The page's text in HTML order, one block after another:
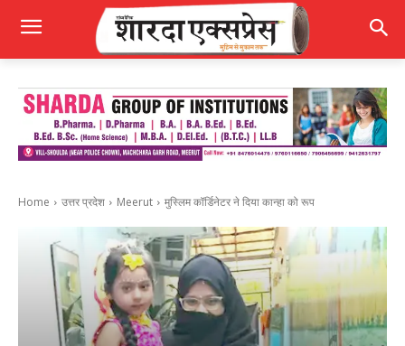
Home उत्तर प्रदेश Meerut मुस्लिम कॉर्डिनेटर ने दिया कान्हा को रूप